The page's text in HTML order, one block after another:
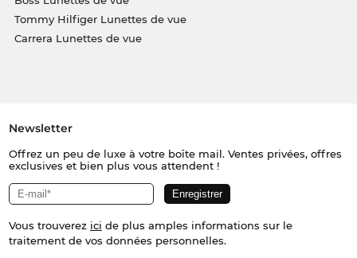
Tommy Hilfiger Lunettes de vue
Carrera Lunettes de vue
Newsletter
Offrez un peu de luxe à votre boîte mail. Ventes privées, offres
exclusives et bien plus vous attendent !
Vous trouverez ici de plus amples informations sur le
traitement de vos données personnelles.